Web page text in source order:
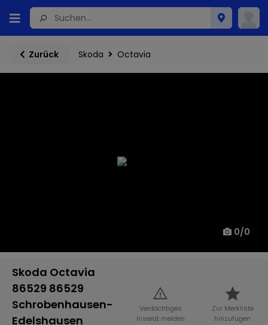
Zurück Skoda Octavia
0/0
Skoda Octavia
86529 86529
Schrobenhausen-
Edelshausen
Verdächtiges
Inserat melden
Zur Merkliste
hinzufügen